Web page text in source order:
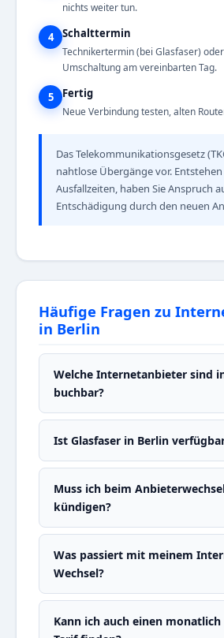
nichts weiter tun.
4 Schalttermin
Technikertermin (bei Glasfaser)
Umschaltung am vereinbarten Tag.
5 Fertig
Neue Verbindung testen, alten
Das Telekommunikationsgesetz
nahtlose Übergänge vor.
Ausfallzeiten, haben Sie Anspruch
Entschädigung durch den neuen
Häufige Fragen zu
in Berlin
Welche Internetanbieter sind
buchbar?
Ist Glasfaser in Berlin
Muss ich beim
kündigen?
Was passiert mit meinem
Wechsel?
Kann ich auch einen